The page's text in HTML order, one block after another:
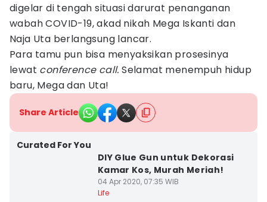
digelar di tengah situasi darurat penanganan
wabah COVID-19, akad nikah Mega Iskanti dan
Naja Uta berlangsung lancar.
Para tamu pun bisa menyaksikan prosesinya
lewat conference call. Selamat menempuh hidup
baru, Mega dan Uta!
Share Article
Curated For You
DIY Glue Gun untuk Dekorasi
Kamar Kos, Murah Meriah!
04 Apr 2020, 07:35 WIB
Life